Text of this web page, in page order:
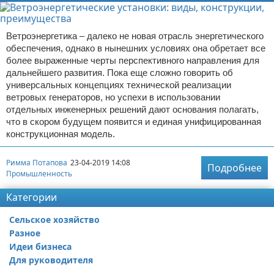
Ветроэнергетика – далеко не новая отрасль энергетического
обеспечения, однако в нынешних условиях она обретает все
более выраженные черты перспективного направления для
дальнейшего развития. Пока еще сложно говорить об
универсальных концепциях технической реализации
ветровых генераторов, но успехи в использовании
отдельных инженерных решений дают основания полагать,
что в скором будущем появится и единая унифицированная
конструкционная модель.
Римма Потапова 23-04-2019 14:08
Промышленность
Подробнее
Категории
Сельское хозяйство
Разное
Идеи бизнеса
Для руководителя